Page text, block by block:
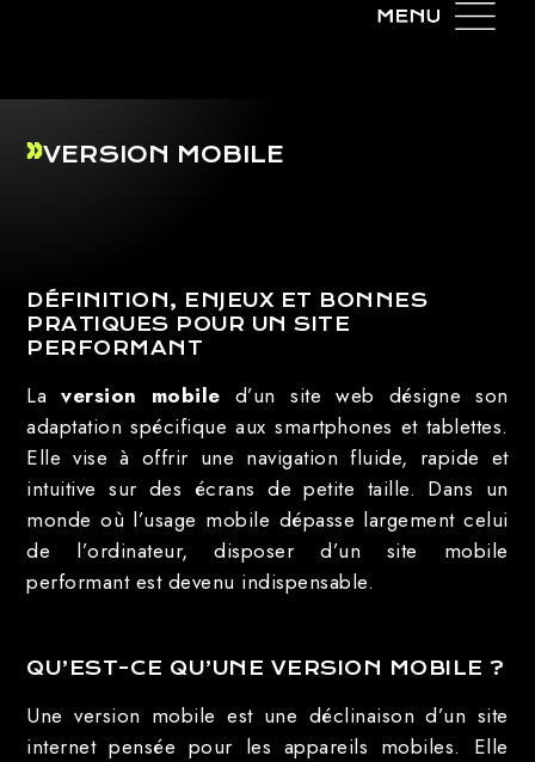
VERSION MOBILE
DÉFINITION, ENJEUX ET BONNES
PRATIQUES POUR UN SITE
PERFORMANT
Laversion mobile d’un site web désigne son
adaptation spécifique aux smartphones et tablettes.
Elle vise à offrir une navigation fluide, rapide et
intuitive sur des écrans de petite taille. Dans un
monde où l’usage mobile dépasse largement celui
de l’ordinateur, disposer d’un site mobile
performant est devenu indispensable.
QU’EST-CE QU’UNE VERSION MOBILE ?
Une version mobile est une déclinaison d’un site
internet pensée pour les appareils mobiles. Elle